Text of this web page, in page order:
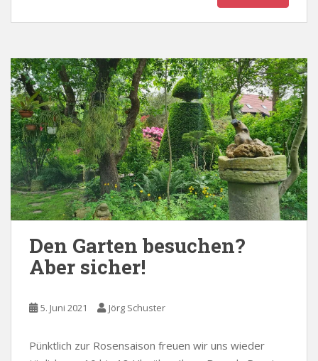
Den Garten besuchen?
Aber sicher!
5. Juni 2021 Jörg Schuster
Pünktlich zur Rosensaison freuen wir uns wieder